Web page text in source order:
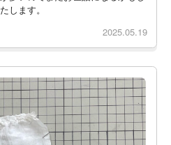
します。
2025.05.19